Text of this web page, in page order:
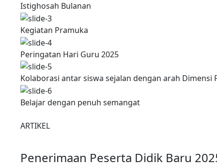
Istighosah Bulanan
Kegiatan Pramuka
Peringatan Hari Guru 2025
Kolaborasi antar siswa sejalan dengan arah Dimensi
Belajar dengan penuh semangat
ARTIKEL
Penerimaan Peserta Didik Baru